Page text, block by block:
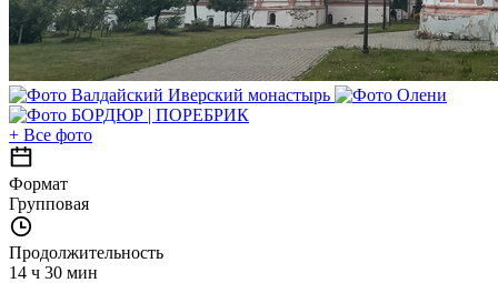
+ Все фото
Формат
Групповая
Продолжительность
14 ч 30 мин